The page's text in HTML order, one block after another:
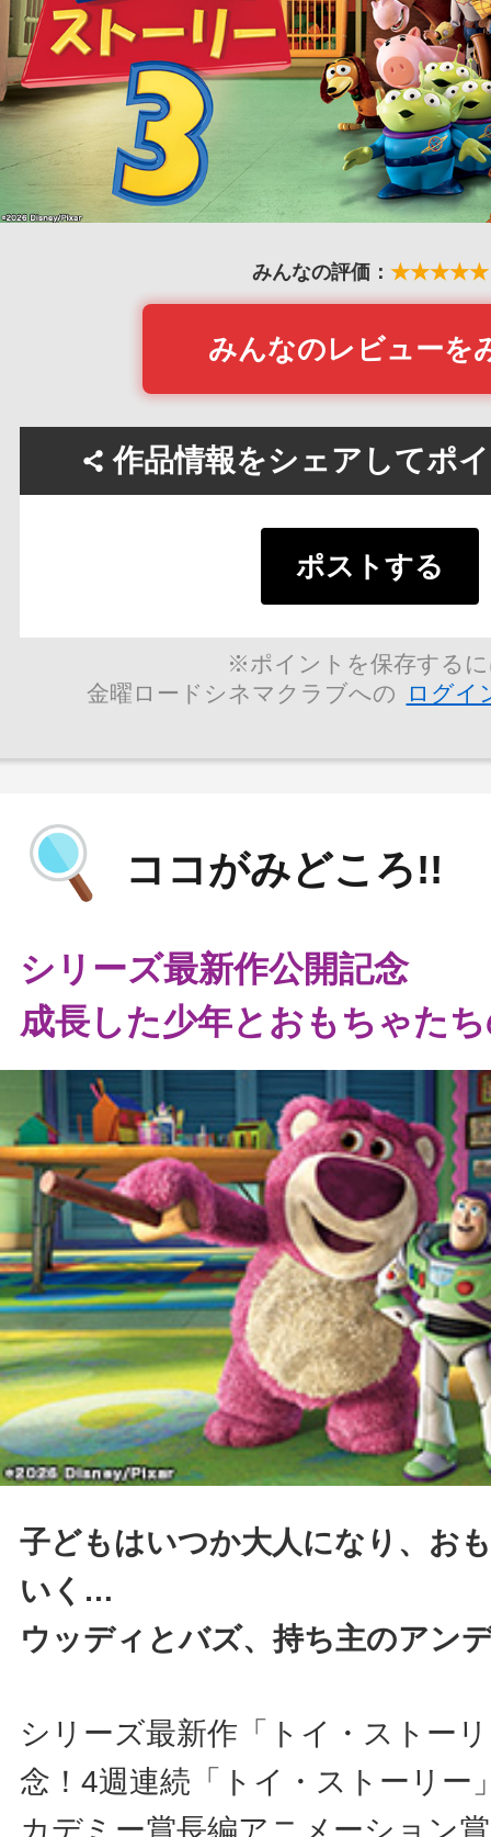
みんなの評価： ★★★★★
みんなのレビューを
作品情報をシェアしてポ
ポストする
※ポイントを保存する
金曜ロードシネマクラブへの
ログイ
ココがみどころ!!
シリーズ最新作公開記念
成長した少年とおもちゃた
子どもはいつか大人になり、お
いく…
ウッディとバズ、持ち主のアン
シリーズ最新作「トイ・ストー
念！4週連続「トイ・ストーリー
カデミー賞長編アニメーション